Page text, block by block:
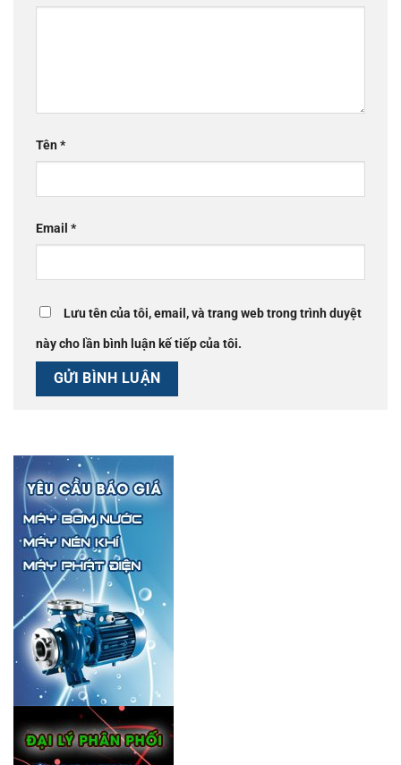
Tên*
Email *
Lưu tên của tôi, email, và trang web trong trình duyệt
này cho lần bình luận kế tiếp của tôi.